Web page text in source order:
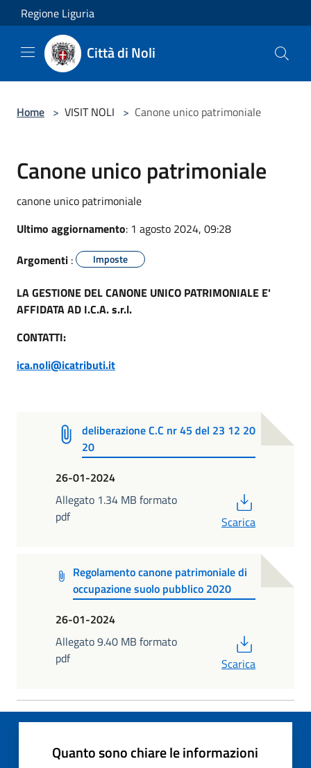
Salta al contenuto principale
Regione Liguria
Città di Noli
Home > VISIT NOLI > Canone unico patrimoniale
Canone unico patrimoniale
canone unico patrimoniale
Ultimo aggiornamento: 1 agosto 2024, 09:28
Argomenti : Imposte
LA GESTIONE DEL CANONE UNICO PATRIMONIALE E'
AFFIDATA AD I.C.A. s.r.l.
CONTATTI:
ica.noli@icatributi.it
deliberazione C.C nr 45 del 23 12 20
20
26-01-2024
Allegato 1.34 MB formato
pdf
Scarica
Regolamento canone patrimoniale di
occupazione suolo pubblico 2020
26-01-2024
Allegato 9.40 MB formato
pdf
Scarica
Quanto sono chiare le informazioni